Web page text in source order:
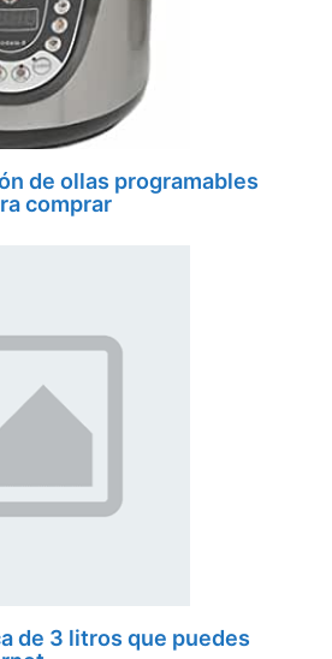
de ollas programables
comprar
de 3 litros que puedes